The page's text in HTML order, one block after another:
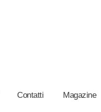
Contatti Magazine